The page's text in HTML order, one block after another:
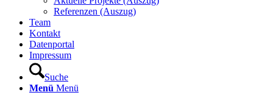
Referenzen (Auszug)
Team
Kontakt
Datenportal
Impressum
Suche
Menü Menü